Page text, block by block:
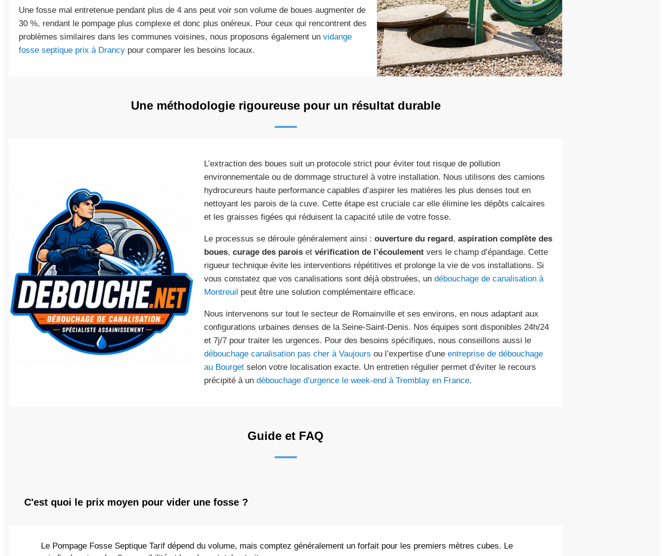
Une fosse mal entretenue pendant plus de 4 ans peut voir son volume de boues augmenter de
30 %, rendant le pompage plus complexe et donc plus onéreux. Pour ceux qui rencontrent des
problèmes similaires dans les communes voisines, nous proposons également un vidange
fosse septique prix à Drancy pour comparer les besoins locaux.
Une méthodologie rigoureuse pour un résultat durable
L’extraction des boues suit un protocole strict pour éviter tout risque de pollution
environnementale ou de dommage structurel à votre installation. Nous utilisons des camions
hydrocureurs haute performance capables d’aspirer les matières les plus denses tout en
nettoyant les parois de la cuve. Cette étape est cruciale car elle élimine les dépôts calcaires
et les graisses figées qui réduisent la capacité utile de votre fosse.
Le processus se déroule généralement ainsi : ouverture du regard, aspiration complète des
boues, curage des paroiset vérification de l’écoulementvers le champ d’épandage. Cette
rigueur technique évite les interventions répétitives et prolonge la vie de vos installations. Si
vous constatez que vos canalisations sont déjà obstruées, un débouchage de canalisation à
Montreuil peut être une solution complémentaire efficace.
Nous intervenons sur tout le secteur de Romainville et ses environs, en nous adaptant aux
configurations urbaines denses de la Seine-Saint-Denis. Nos équipes sont disponibles 24h/24
et 7j/7 pour traiter les urgences. Pour des besoins spécifiques, nous conseillons aussi le
débouchage canalisation pas cher à Vaujours ou l’expertise d’une entreprise de débouchage
au Bourgetselon votre localisation exacte. Un entretien régulier permet d’éviter le recours
précipité à un débouchage d’urgence le week-end à Tremblay en France.
Guide et FAQ
C'est quoi le prix moyen pour vider une fosse ?
Le Pompage Fosse Septique Tarif dépend du volume, mais comptez généralement un forfait pour les premiers mètres cubes. Le